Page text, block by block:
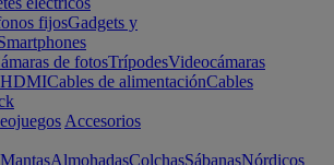
fijosGadgets y
de fotosTrípodesVideocámaras
HDMICables de alimentaciónCables
Accesorios
MantasAlmohadasColchasSábanasNórdicos